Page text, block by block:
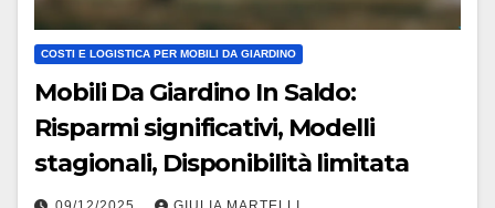
COSTI E LOGISTICA PER MOBILI DA GIARDINO
Mobili Da Giardino In Saldo:
Risparmi significativi, Modelli
stagionali, Disponibilità limitata